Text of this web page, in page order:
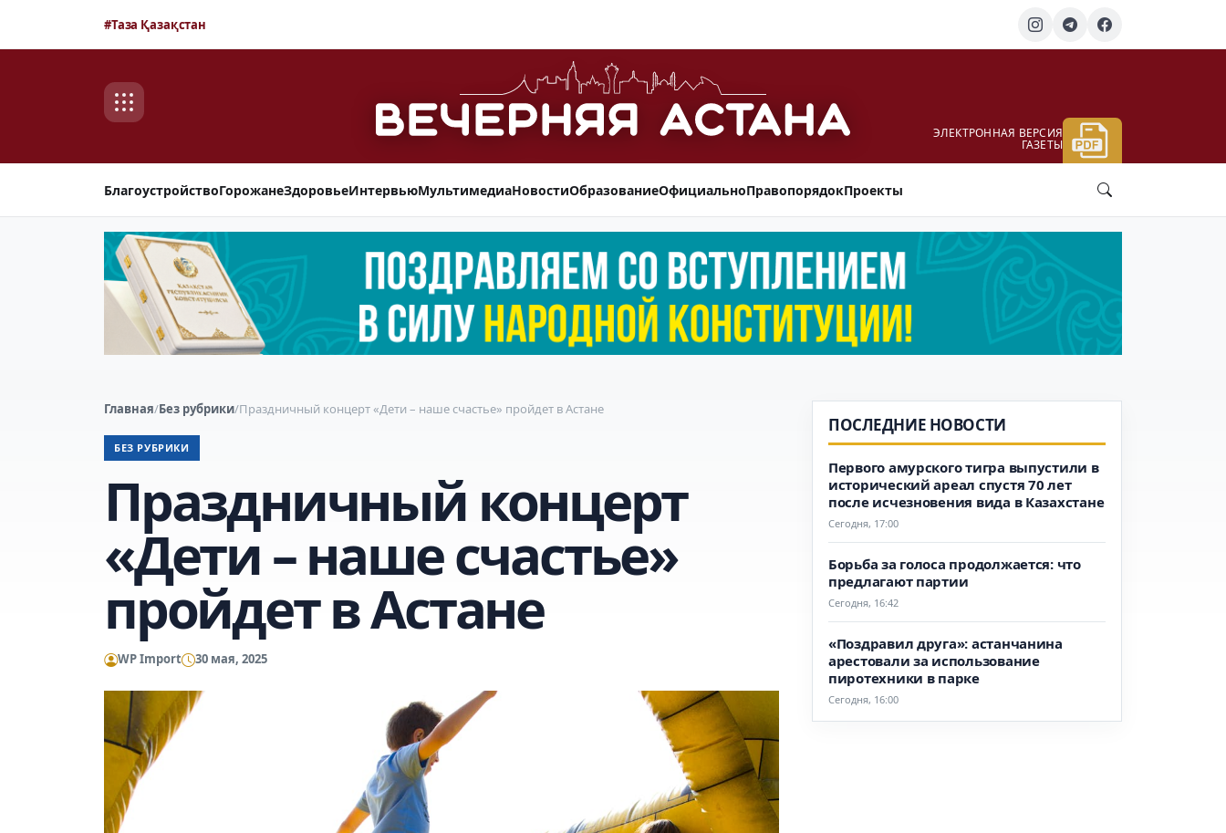
#Таза Қазақстан
ЭЛЕКТРОННАЯ ВЕРСИЯ
ГАЗЕТЫ
БлагоустройствоГорожанеЗдоровьеИнтервьюМультимедиаНовостиОбразованиеОфициальноПравопорядокПроекты
Главная/Без рубрики/Праздничный концерт «Дети – наше счастье» пройдет в Астане
БЕЗ РУБРИКИ
Праздничный концерт
«Дети – наше счастье»
пройдет в Астане
WP Import 30 мая, 2025
ПОСЛЕДНИЕ НОВОСТИ
Первого амурского тигра выпустили в
исторический ареал спустя 70 лет
после исчезновения вида в Казахстане
Сегодня, 17:00
Борьба за голоса продолжается: что
предлагают партии
Сегодня, 16:42
«Поздравил друга»: астанчанина
арестовали за использование
пиротехники в парке
Сегодня, 16:00